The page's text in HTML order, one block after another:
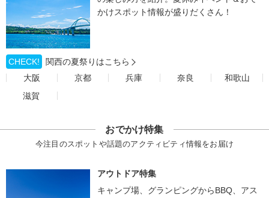
かけスポット情報が盛りだくさん！
CHECK!
関西の夏祭りはこちら
大阪
京都 兵庫 奈良
和歌山
滋賀
おでかけ特集
今注目のスポットや話題のアクティビティ情報をお届け
アウトドア特集
キャンプ場、グランピングからBBQ、アス